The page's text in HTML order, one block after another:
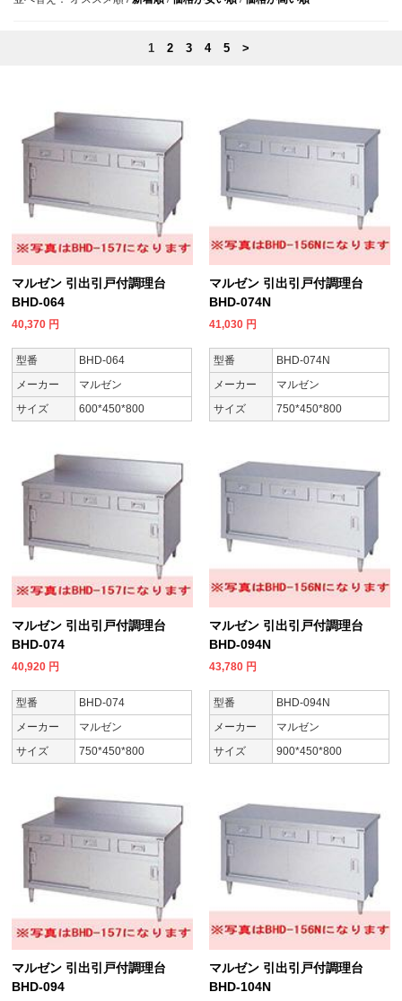
1 2 3 4 5 >
マルゼン 引出引戸付調理台
BHD-064
40,370 円
型番
BHD-064
メーカー
マルゼン
サイズ
600*450*800
マルゼン 引出引戸付調理台
BHD-074N
41,030 円
型番
BHD-074N
メーカー
マルゼン
サイズ
750*450*800
マルゼン 引出引戸付調理台
BHD-074
40,920 円
型番
BHD-074
メーカー
マルゼン
サイズ
750*450*800
マルゼン 引出引戸付調理台
BHD-094N
43,780 円
型番
BHD-094N
メーカー
マルゼン
サイズ
900*450*800
マルゼン 引出引戸付調理台
BHD-094
マルゼン 引出引戸付調理台
BHD-104N